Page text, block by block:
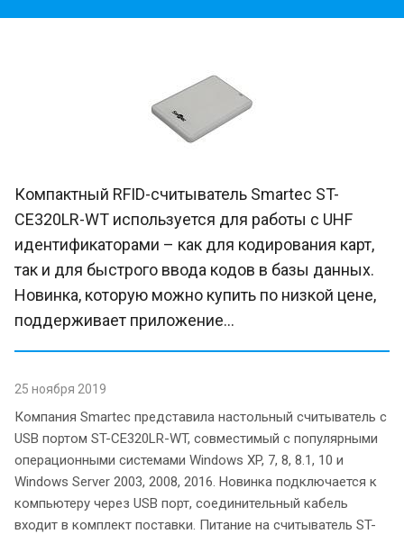
Компактный RFID-считыватель Smartec ST-
CE320LR-WT используется для работы с UHF
идентификаторами – как для кодирования карт,
так и для быстрого ввода кодов в базы данных.
Новинка, которую можно купить по низкой цене,
поддерживает приложение...
25 ноября 2019
Компания Smartec представила настольный считыватель с
USB портом ST-CE320LR-WT, совместимый с популярными
операционными системами Windows XP, 7, 8, 8.1, 10 и
Windows Server 2003, 2008, 2016. Новинка подключается к
компьютеру через USB порт, соединительный кабель
входит в комплект поставки. Питание на считыватель ST-